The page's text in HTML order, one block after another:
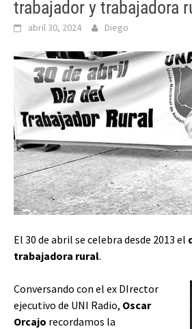
trabajador y trabajadora
abril 30, 2024 Diego
El 30 de abril se celebra desde 2013 el
trabajadora rural.
Conversando con el ex DIrector
ejecutivo de UNI Radio, Oscar
Orcajo recordamos la